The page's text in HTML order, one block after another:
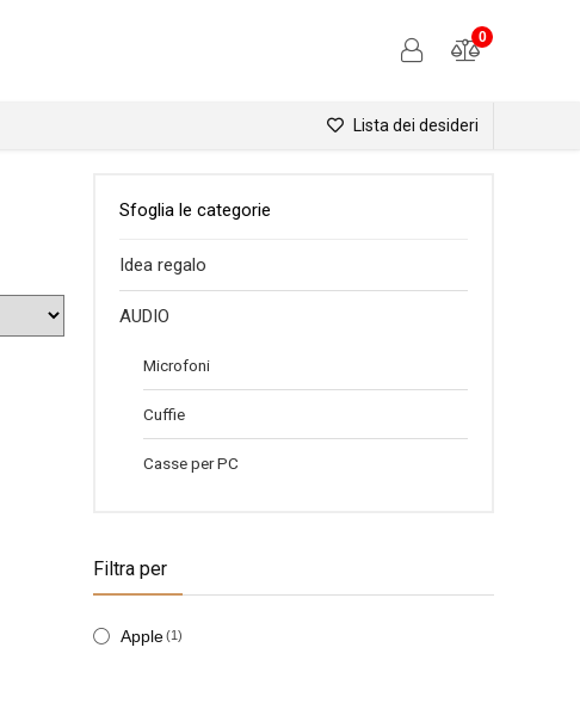
0
Lista dei desideri
Sfoglia le categorie
Idea regalo
AUDIO
Microfoni
Cuffie
Casse per PC
Filtra per
Apple(1)